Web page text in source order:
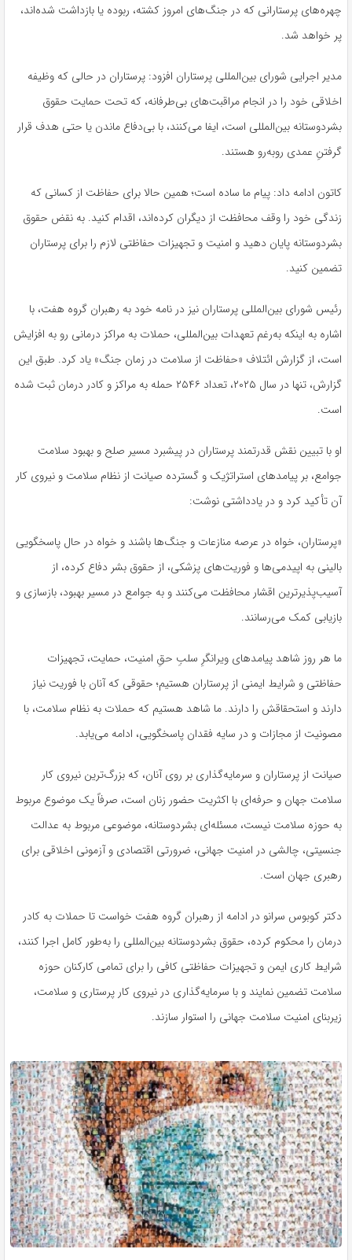
چهره‌های پرستارانی که در جنگ‌های امروز کشته، ربوده یا بازداشت شده‌اند،
پر خواهد شد.
مدیر اجرایی شورای بین‌المللی پرستاران افزود: پرستاران در حالی که وظیفه
اخلاقی خود را در انجام مراقبت‌های بی‌طرفانه، که تحت حمایت حقوق
بشردوستانه بین‌المللی است، ایفا می‌کنند، با بی‌دفاع ماندن یا حتی هدف قرار
گرفتنِ عمدی روبه‌رو هستند.
کاتون ادامه داد: پیام ما ساده است؛ همین حالا برای حفاظت از کسانی که
زندگی خود را وقف محافظت از دیگران کرده‌اند، اقدام کنید. به نقض حقوق
بشردوستانه پایان دهید و امنیت و تجهیزات حفاظتی لازم را برای پرستاران
تضمین کنید.
رئیس شورای بین‌المللی پرستاران نیز در نامه خود به رهبران گروه هفت، با
اشاره به اینکه به‌رغم تعهدات بین‌المللی، حملات به مراکز درمانی رو به افزایش
است، از گزارش ائتلاف «حفاظت از سلامت در زمان جنگ» یاد کرد. طبق این
گزارش، تنها در سال ۲۰۲۵، تعداد ۲۵۴۶ حمله به مراکز و کادر درمان ثبت شده
است.
او با تبیین نقش قدرتمند پرستاران در پیشبرد مسیر صلح و بهبود سلامت
جوامع، بر پیامدهای استراتژیک و گسترده‌ صیانت از نظام سلامت و نیروی کار
آن تأکید کرد و در یادداشتی نوشت:
«پرستاران، خواه در عرصه‌ منازعات و جنگ‌ها باشند و خواه در حال پاسخگویی
بالینی به اپیدمی‌ها و فوریت‌های پزشکی، از حقوق بشر دفاع کرده، از
آسیب‌پذیرترین اقشار محافظت می‌کنند و به جوامع در مسیر بهبود، بازسازی و
بازیابی کمک می‌رسانند.
ما هر روز شاهد پیامدهای ویرانگرِ سلبِ حقِ امنیت، حمایت، تجهیزات
حفاظتی و شرایط ایمنی از پرستاران هستیم؛ حقوقی که آنان با فوریت نیاز
دارند و استحقاقش را دارند. ما شاهد هستیم که حملات به نظام سلامت، با
مصونیت از مجازات و در سایه فقدان پاسخگویی، ادامه می‌یابد.
صیانت از پرستاران و سرمایه‌گذاری بر روی آنان، که بزرگ‌ترین نیروی کار
سلامت جهان و حرفه‌ای با اکثریت حضور زنان است، صرفاً یک موضوع مربوط
به حوزه سلامت نیست، مسئله‌ای‌ بشردوستانه، موضوعی مربوط به عدالت
جنسیتی، چالشی در امنیت جهانی، ضرورتی اقتصادی و آزمونی اخلاقی برای
رهبری جهان است.
دکتر کوبوس سرانو در ادامه از رهبران گروه هفت خواست تا حملات به کادر
درمان را محکوم کرده، حقوق بشردوستانه بین‌المللی را به‌طور کامل اجرا کنند،
شرایط کاری ایمن و تجهیزات حفاظتی کافی را برای تمامی کارکنان حوزه
سلامت تضمین نمایند و با سرمایه‌گذاری در نیروی کار پرستاری و سلامت،
زیربنای امنیت سلامت جهانی را استوار سازند.